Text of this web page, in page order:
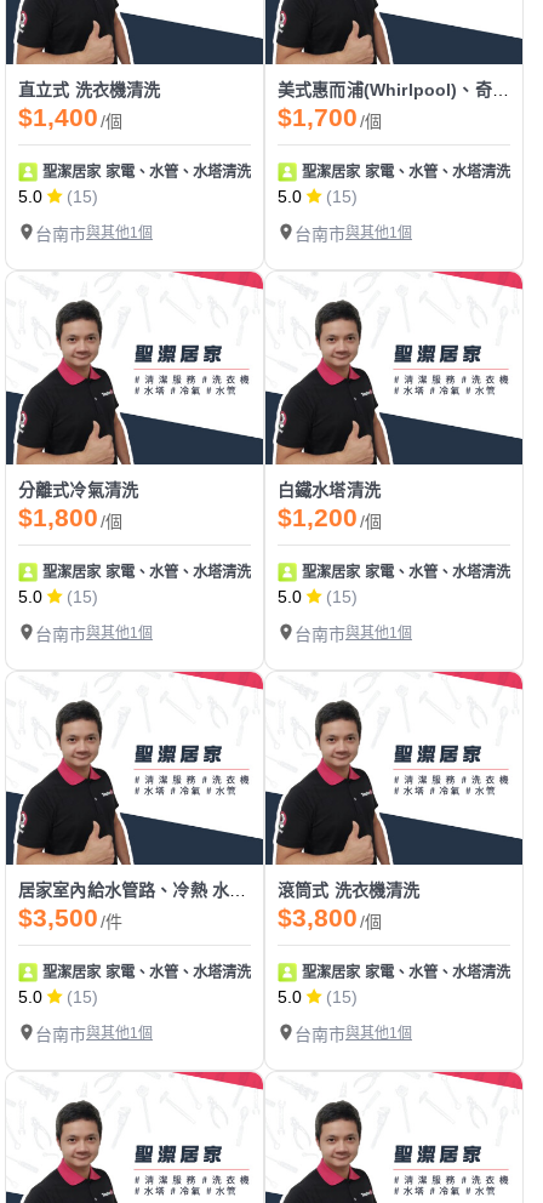
直立式 洗衣機清洗
$1,400/個
聖潔居家 家電、水管、水塔清洗 地板止滑
5.0
(15)
台南市與其他1個
美式惠而浦(Whirlpool)、奇異(GE) 攪拌棒 直立式 洗衣機清洗
$1,700/個
聖潔居家 家電、水管、水塔清洗 地
5.0
(15)
台南市與其他1個
分離式冷氣清洗
$1,800/個
聖潔居家 家電、水管、水塔清洗 地板止滑
5.0
(15)
台南市與其他1個
白鐵水塔清洗
$1,200/個
聖潔居家 家電、水管、水塔清洗 地
5.0
(15)
台南市與其他1個
居家室內給水管路、冷熱 水管清洗
$3,500/件
聖潔居家 家電、水管、水塔清洗 地板止滑
5.0
(15)
台南市與其他1個
滾筒式 洗衣機清洗
$3,800/個
聖潔居家 家電、水管、水塔清洗 地
5.0
(15)
台南市與其他1個